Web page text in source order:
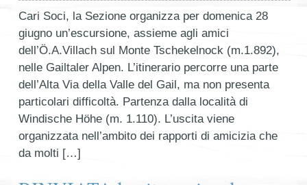
Cari Soci, la Sezione organizza per domenica 28
giugno un’escursione, assieme agli amici
dell’Ö.A.Villach sul Monte Tschekelnock (m.1.892),
nelle Gailtaler Alpen. L’itinerario percorre una parte
dell’Alta Via della Valle del Gail, ma non presenta
particolari difficoltà. Partenza dalla località di
Windische Höhe (m. 1.110). L’uscita viene
organizzata nell’ambito dei rapporti di amicizia che
da molti […]